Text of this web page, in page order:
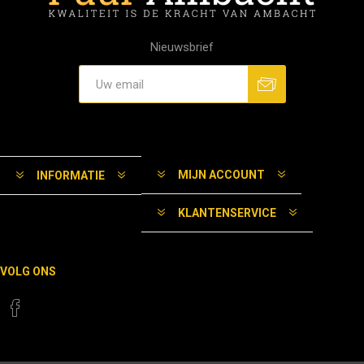
Nieuwsbrief
INFORMATIE MIJN ACCOUNT
KLANTENSERVICE
VOLG ONS